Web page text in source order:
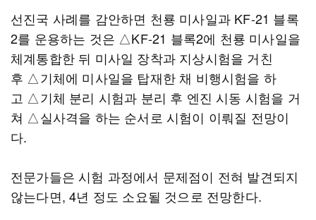
선진국 사례를 감안하면 천룡 미사일과 KF-21 블록
2를 운용하는 것은 △KF-21 블록2에 천룡 미사일을
체계통합한 뒤 미사일 장착과 지상시험을 거친
후 △기체에 미사일을 탑재한 채 비행시험을 하
고 △기체 분리 시험과 분리 후 엔진 시동 시험을 거
쳐 △실사격을 하는 순서로 시험이 이뤄질 전망이
다.
전문가들은 시험 과정에서 문제점이 전혀 발견되지
않는다면, 4년 정도 소요될 것으로 전망한다.